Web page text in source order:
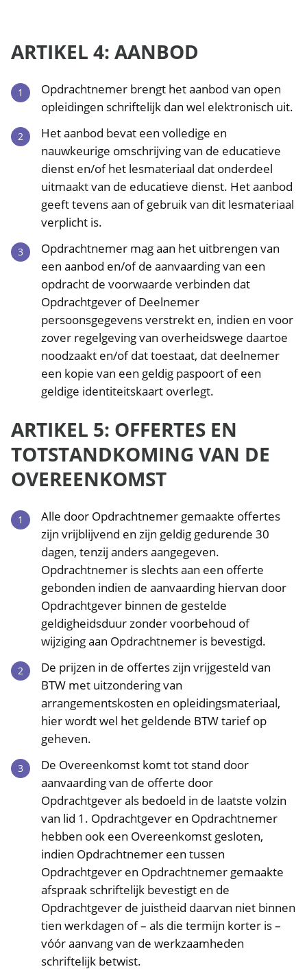
ARTIKEL 4: AANBOD
Opdrachtnemer brengt het aanbod van open
opleidingen schriftelijk dan wel elektronisch uit.
Het aanbod bevat een volledige en
nauwkeurige omschrijving van de educatieve
dienst en/of het lesmateriaal dat onderdeel
uitmaakt van de educatieve dienst. Het aanbod
geeft tevens aan of gebruik van dit lesmateriaal
verplicht is.
Opdrachtnemer mag aan het uitbrengen van
een aanbod en/of de aanvaarding van een
opdracht de voorwaarde verbinden dat
Opdrachtgever of Deelnemer
persoonsgegevens verstrekt en, indien en voor
zover regelgeving van overheidswege daartoe
noodzaakt en/of dat toestaat, dat deelnemer
een kopie van een geldig paspoort of een
geldige identiteitskaart overlegt.
ARTIKEL 5: OFFERTES EN
TOTSTANDKOMING VAN DE
OVEREENKOMST
Alle door Opdrachtnemer gemaakte offertes
zijn vrijblijvend en zijn geldig gedurende 30
dagen, tenzij anders aangegeven.
Opdrachtnemer is slechts aan een offerte
gebonden indien de aanvaarding hiervan door
Opdrachtgever binnen de gestelde
geldigheidsduur zonder voorbehoud of
wijziging aan Opdrachtnemer is bevestigd.
De prijzen in de offertes zijn vrijgesteld van
BTW met uitzondering van
arrangementskosten en opleidingsmateriaal,
hier wordt wel het geldende BTW tarief op
geheven.
De Overeenkomst komt tot stand door
aanvaarding van de offerte door
Opdrachtgever als bedoeld in de laatste volzin
van lid 1. Opdrachtgever en Opdrachtnemer
hebben ook een Overeenkomst gesloten,
indien Opdrachtnemer een tussen
Opdrachtgever en Opdrachtnemer gemaakte
afspraak schriftelijk bevestigt en de
Opdrachtgever de juistheid daarvan niet binnen
tien werkdagen of – als die termijn korter is –
vóór aanvang van de werkzaamheden
schriftelijk betwist.